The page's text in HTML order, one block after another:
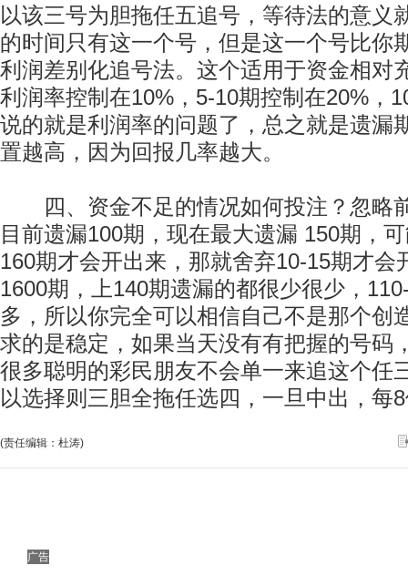
以该三号为胆拖任五追号，等待法的意义
的时间只有这一个号，但是这一个号比你
利润差别化追号法。这个适用于资金相对
利润率控制在10%，5-10期控制在20%，
说的就是利润率的问题了，总之就是遗漏
置越高，因为回报几率越大。
四、资金不足的情况如何投注？忽略
目前遗漏100期，现在最大遗漏 150期，
160期才会开出来，那就舍弃10-15期才会
1600期，上140期遗漏的都很少很少，
多，所以你完全可以相信自己不是那个创
求的是稳定，如果当天没有有把握的号码
很多聪明的彩民朋友不会单一来追这个任
以选择则三胆全拖任选四，一旦中出，每
(责任编辑：杜涛)
广告